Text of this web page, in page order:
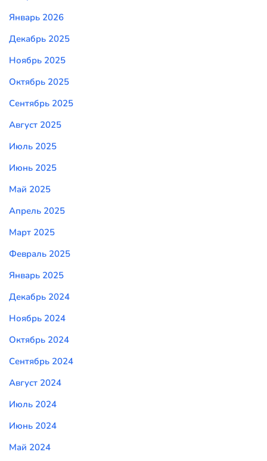
Январь 2026
Декабрь 2025
Ноябрь 2025
Октябрь 2025
Сентябрь 2025
Август 2025
Июль 2025
Июнь 2025
Май 2025
Апрель 2025
Март 2025
Февраль 2025
Январь 2025
Декабрь 2024
Ноябрь 2024
Октябрь 2024
Сентябрь 2024
Август 2024
Июль 2024
Июнь 2024
Май 2024